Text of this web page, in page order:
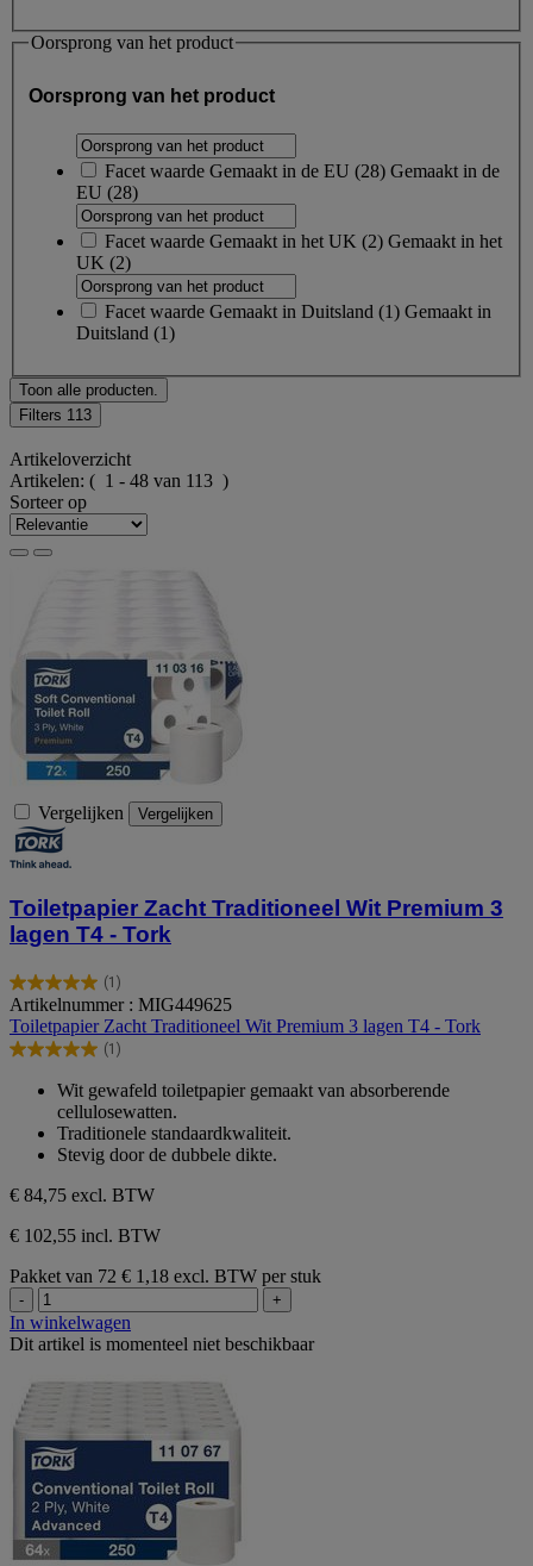
Oorsprong van het product
Oorsprong van het product
Facet waarde Gemaakt in de EU (28) Gemaakt in de
EU (28)
Facet waarde Gemaakt in het UK (2) Gemaakt in het
UK (2)
Facet waarde Gemaakt in Duitsland (1) Gemaakt in
Duitsland (1)
Toon alle producten.
Filters 113
Artikeloverzicht
Artikelen: ( 1 - 48 van 113 )
Sorteer op
Vergelijken Vergelijken
Toiletpapier Zacht Traditioneel Wit Premium 3
lagen T4 - Tork
(1)
5.0
van
de
5
beoordeling
Artikelnummer : MIG449625
Toiletpapier Zacht Traditioneel Wit Premium 3 lagen T4 - Tork
(1)
5.0
sterren.
beoordeling
Wit gewafeld toiletpapier gemaakt van absorberende
cellulosewatten.
Traditionele standaardkwaliteit.
Stevig door de dubbele dikte.
€ 84,75 excl. BTW
€ 102,55 incl. BTW
Pakket van 72 € 1,18 excl. BTW per stuk
- +
In winkelwagen
Dit artikel is momenteel niet beschikbaar